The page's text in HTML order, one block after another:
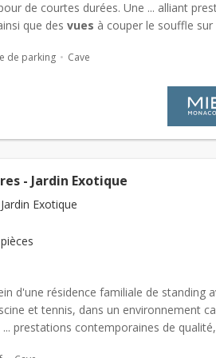
de courtes durées. Une ... alliant
que des vues à couper le souffle sur
propriété ...
de parking Cave
- Jardin Exotique
Exotique
d'une résidence familiale de standing
et tennis, dans un environnement
prestations contemporaines de